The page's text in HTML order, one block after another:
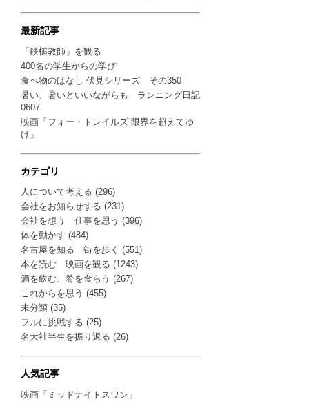
最新記事
「鉄槌教師」を観る
400名の学生からの学び
食べ物のはなし 伏見シリーズ その350
暑い、暑いといいながらも ランニング日記
0607
映画「フォー・トレイルズ 限界を超えてゆ
け」
カテゴリ
人について考える (296)
会社をお知らせする (231)
会社を想う 仕事を思う (396)
体を動かす (484)
名古屋を知る 街を歩く (551)
本を読む 映画を観る (1243)
酒を飲む、肴を食らう (267)
これからを思う (455)
未分類 (35)
フルに挑戦する (25)
名大社半生を振り返る (26)
人気記事
映画「ミッドナイトスワン」